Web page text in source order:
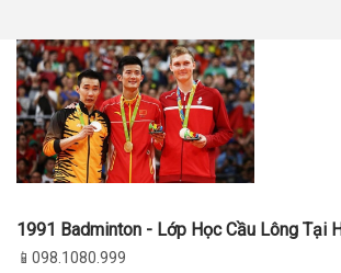
1991 Badminton - Lớp Học Cầu Lông Tại
📱098.1080.999